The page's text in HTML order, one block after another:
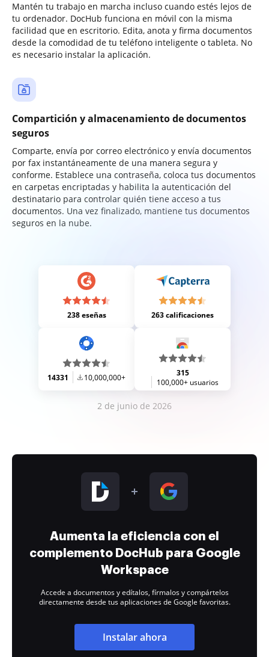
Mantén tu trabajo en marcha incluso cuando estés lejos de
tu ordenador. DocHub funciona en móvil con la misma
facilidad que en escritorio. Edita, anota y firma documentos
desde la comodidad de tu teléfono inteligente o tableta. No
es necesario instalar la aplicación.
Compartición y almacenamiento de documentos
seguros
Comparte, envía por correo electrónico y envía documentos
por fax instantáneamente de una manera segura y
conforme. Establece una contraseña, coloca tus documentos
en carpetas encriptadas y habilita la autenticación del
destinatario para controlar quién tiene acceso a tus
documentos. Una vez finalizado, mantiene tus documentos
seguros en la nube.
238 eseñas 263 calificaciones
14331 10,000,000+
315
100,000+ usuarios
2 de junio de 2026
Aumenta la eficiencia con el
complemento DocHub para Google
Workspace
Accede a documentos y edítalos, fírmalos y compártelos
directamente desde tus aplicaciones de Google favoritas.
Instalar ahora